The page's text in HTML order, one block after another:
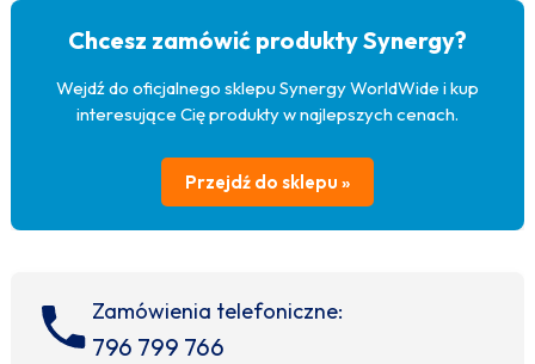
Chcesz zamówić produkty Synergy?
Wejdź do oficjalnego sklepu Synergy WorldWide i kup
interesujące Cię produkty w najlepszych cenach.
Przejdź do sklepu »
Zamówienia telefoniczne:
796 799 766